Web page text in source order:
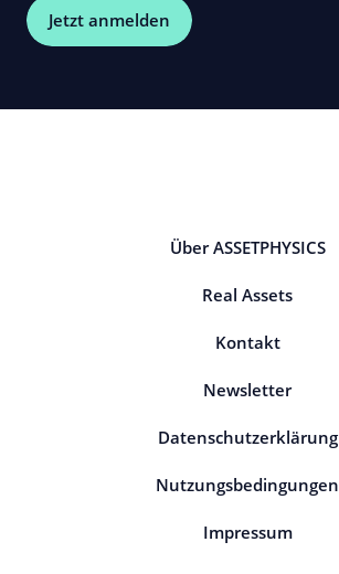
Jetzt anmelden
Über ASSETPHYSICS
Real Assets
Kontakt
Newsletter
Datenschutzerklärung
Nutzungsbedingungen
Impressum